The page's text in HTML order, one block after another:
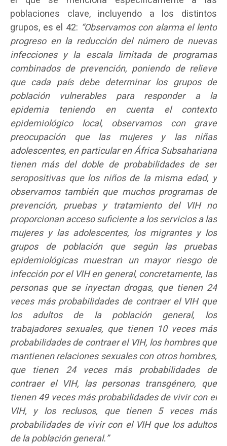
poblaciones clave, incluyendo a los distintos
grupos, es el 42: “Observamos con alarma el lento
progreso en la reducción del número de nuevas
infecciones y la escala limitada de programas
combinados de prevención, poniendo de relieve
que cada país debe determinar los grupos de
población vulnerables para responder a la
epidemia teniendo en cuenta el contexto
epidemiológico local, observamos con grave
preocupación que las mujeres y las niñas
adolescentes, en particular en África Subsahariana
tienen más del doble de probabilidades de ser
seropositivas que los niños de la misma edad, y
observamos también que muchos programas de
prevención, pruebas y tratamiento del VIH no
proporcionan acceso suficiente a los servicios a las
mujeres y las adolescentes, los migrantes y los
grupos de población que según las pruebas
epidemiológicas muestran un mayor riesgo de
infección por el VIH en general, concretamente, las
personas que se inyectan drogas, que tienen 24
veces más probabilidades de contraer el VIH que
los adultos de la población general, los
trabajadores sexuales, que tienen 10 veces más
probabilidades de contraer el VIH, los hombres que
mantienen relaciones sexuales con otros hombres,
que tienen 24 veces más probabilidades de
contraer el VIH, las personas transgénero, que
tienen 49 veces más probabilidades de vivir con el
VIH, y los reclusos, que tienen 5 veces más
probabilidades de vivir con el VIH que los adultos
de la población general.”